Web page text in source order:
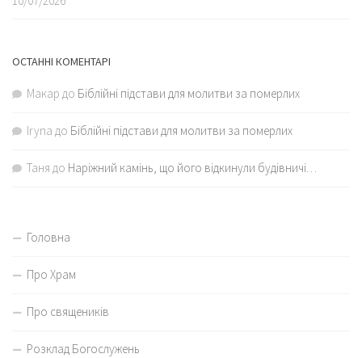
ОСТАННІ КОМЕНТАРІ
Макар до Біблійні підстави для молитви за померлих
Iryna до Біблійні підстави для молитви за померлих
Таня до Наріжний камінь, що його відкинули будівничі…
Головна
Про Храм
Про священиків
Розклад Богослужень